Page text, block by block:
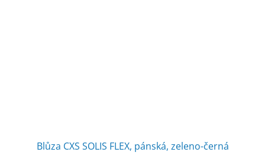
Blůza CXS SOLIS FLEX, pánská, zeleno-černá